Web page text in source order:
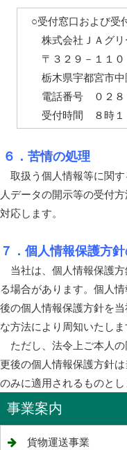
○受付窓口および受
株式会社ＪＡグリ
〒３２９－１１０
栃木県宇都宮市中
電話番号 ０２８
受付時間 ８時１
６．苦情の処理
取扱う個人情報等に関す
人データの開示等の受付
対応します。
７．個人情報保護方
当社は、個人情報保護方
る場合があります。個人
後の個人情報保護方針を
な方法により周知いたしま
ただし、法令上ご本人の
更後の個人情報保護方針
のみに適用されるものとし
事業案内
貨物運送事業